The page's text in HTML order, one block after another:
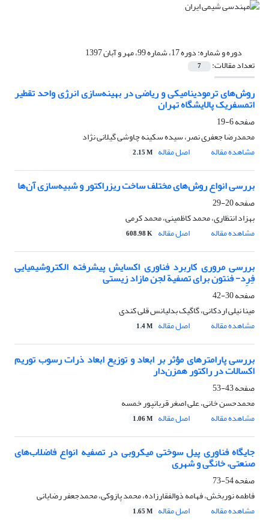
دوره و شماره:دوره 17، شماره 99، مهر و آبان 1397
تعداد مقالات: 7
روش‌های ترمودینامیکی و ریاضی در بهینه‌سازی انرژی واحد تقطیر
اتمسفریک پالایشگاه تهران
صفحه6-19
محمدرضا جعفری نصر، سیده سکینه چاوشی گیلانی نژاد
مشاهده مقاله
اصل مقاله 2.15 M
بررسی انواع روش‌های مختلف ساخت ریزراکتور و شبیه‌سازی آن‌ها
صفحه20-29
بهزاد انتظاری، محمد کاظمینی، محمد کرمی
مشاهده مقاله
اصل مقاله 608.98 K
بررسی مروری کاربرد فناوری اکسایش پیشرفته الکتروشیمیایی
فِرِد- فنتون برای تصفیة لجن مازاد زیستی
صفحه30-42
مینا نیلی اردکانی، گاگیک بدلیانس قلی کندی
مشاهده مقاله
اصل مقاله 1.4 M
بررسی پارامترهای مؤثر بر ابعاد و توزیع ابعاد ذرات رسوب توریم
اکسالات در راکتور همزن‌دار
صفحه43-53
محمدحسن خانی، علی اصغر قربانپور خمسه
مشاهده مقاله
اصل مقاله 1.06 M
جایگاه فناوری پیل سوختی میکروبی در تصفیه انواع فاضلاب‌های
صنعتی، خانگی و شهری
صفحه54-73
فاطمه نوربخش، فهامه ذوالفقارزاده، محمد پازوکی، محمدجعفر رضایانی
مشاهده مقاله
اصل مقاله 1.65 M